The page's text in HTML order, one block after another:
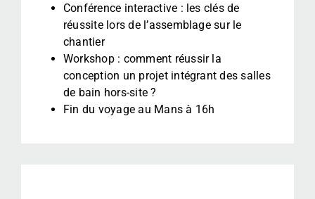
Conférence interactive : les clés de
réussite lors de l’assemblage sur le
chantier
Workshop : comment réussir la
conception un projet intégrant des salles
de bain hors-site ?
Fin du voyage au Mans à 16h